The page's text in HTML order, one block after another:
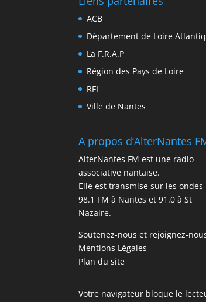
ACB
Département de Loire
La F.R.A.P
Région des Pays de Loire
RFI
Ville de Nantes
A propos d’AlterNantes
AlterNantes FM est une radio
associative nantaise.
Elle est transmise sur les ondes
98.1 FM à Nantes et 91.0 à St
Nazaire.
Soutenez-nous et rejoignez-
Mentions Légales
Plan du site
Votre navigateur bloque le